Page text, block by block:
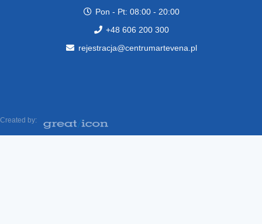
Pon - Pt: 08:00 - 20:00
+48 606 200 300
rejestracja@centrumartevena.pl
Created by: